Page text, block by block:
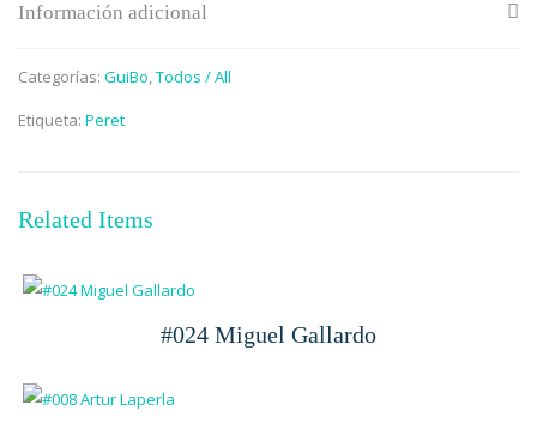
Información adicional
Categorías: GuiBo,Todos / All
Etiqueta: Peret
Related Items
#024 Miguel Gallardo